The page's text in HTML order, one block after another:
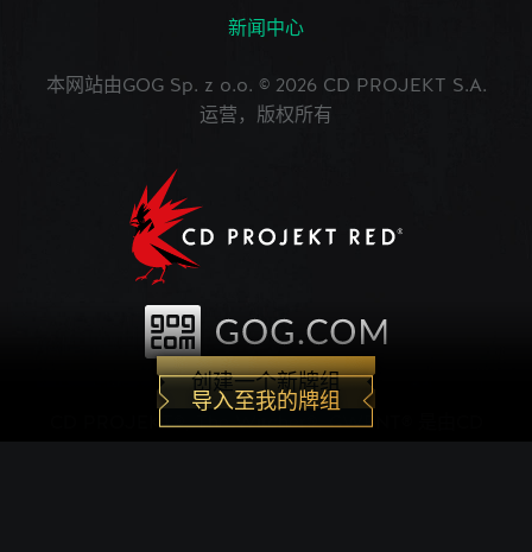
创建一个新牌组
导入至我的牌组
新闻中心
本网站由GOG Sp. z o.o. © 2026 CD PROJEKT S.A.
运营，版权所有
CD PROJEKT®, The Witcher®, GWENT® 是由CD